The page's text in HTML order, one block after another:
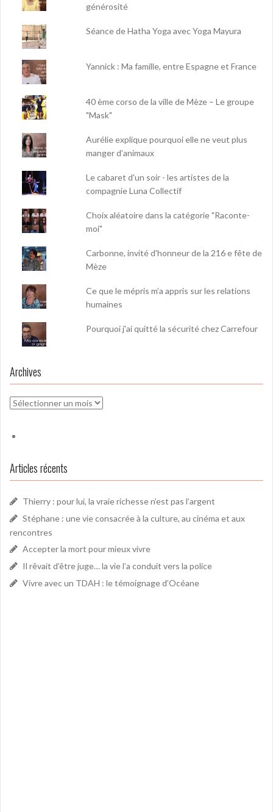
générosité
Séance de Hatha Yoga avec Yoga Mayura
Yannick : Ma famille, entre Espagne et France
40 ème corso de la ville de Mèze – Le groupe
"Mask"
Aurélie explique pourquoi elle ne veut plus
manger d’animaux
Le cabaret d'un soir - les artistes de la
compagnie Luna Collectif
Choix aléatoire dans la catégorie "Raconte-
moi"
Carbonne, invité d'honneur de la 216 e fête de
Mèze
Ce que le mépris m’a appris sur les relations
humaines
Pourquoi j'ai quitté la sécurité chez Carrefour
Archives
Archives
Articles récents
Thierry : pour lui, la vraie richesse n’est pas l’argent
Stéphane : une vie consacrée à la culture, au cinéma et aux
rencontres
Accepter la mort pour mieux vivre
Il rêvait d’être juge… la vie l’a conduit vers la police
Vivre avec un TDAH : le témoignage d’Océane